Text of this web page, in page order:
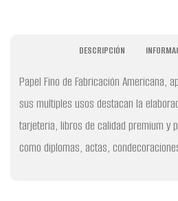
DESCRIPCIÓN
Papel Fino de Fabricación Americana,
sus multiples usos destacan la
tarjeteria, libros de calidad premium y
como diplomas, actas,